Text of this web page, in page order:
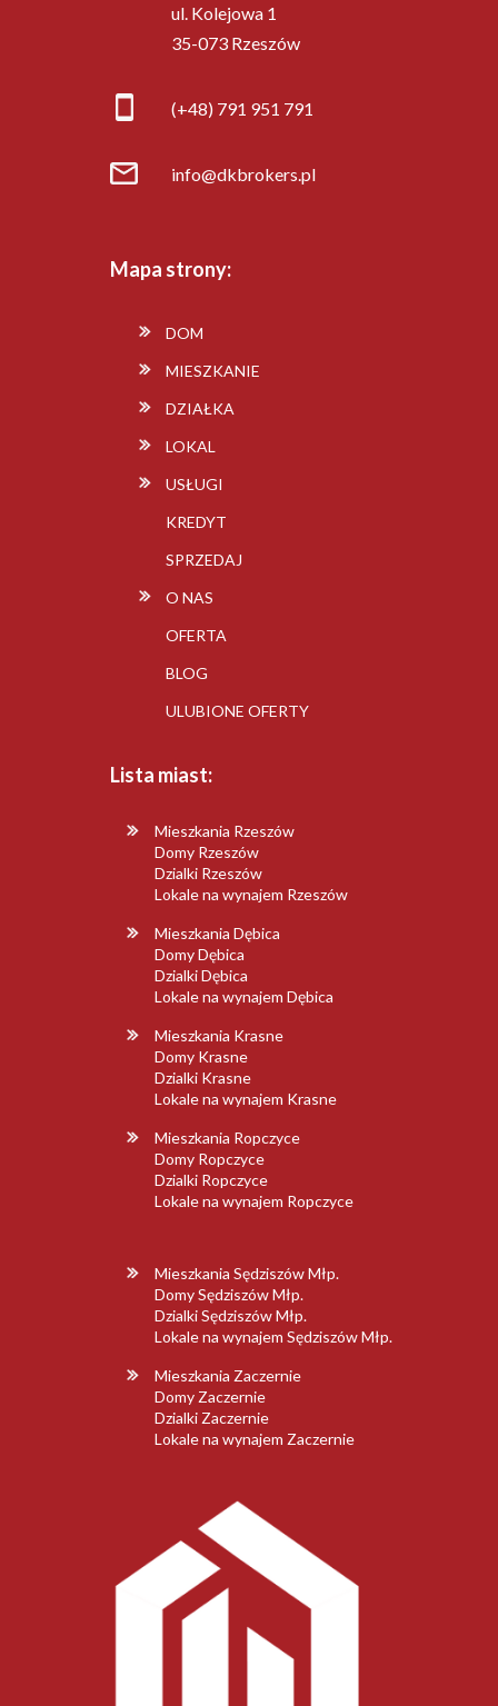
ul. Kolejowa 1
35-073 Rzeszów
(+48) 791 951 791
info@dkbrokers.pl
Mapa strony:
DOM
MIESZKANIE
DZIAŁKA
LOKAL
USŁUGI
KREDYT
SPRZEDAJ
O NAS
OFERTA
BLOG
ULUBIONE OFERTY
Lista miast:
Mieszkania Rzeszów
Domy Rzeszów
Dzialki Rzeszów
Lokale na wynajem Rzeszów
Mieszkania Dębica
Domy Dębica
Dzialki Dębica
Lokale na wynajem Dębica
Mieszkania Krasne
Domy Krasne
Dzialki Krasne
Lokale na wynajem Krasne
Mieszkania Ropczyce
Domy Ropczyce
Dzialki Ropczyce
Lokale na wynajem Ropczyce
Mieszkania Sędziszów Młp.
Domy Sędziszów Młp.
Dzialki Sędziszów Młp.
Lokale na wynajem Sędziszów Młp.
Mieszkania Zaczernie
Domy Zaczernie
Dzialki Zaczernie
Lokale na wynajem Zaczernie